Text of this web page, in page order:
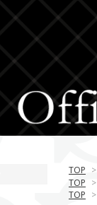
TOP >
TOP >
TOP >